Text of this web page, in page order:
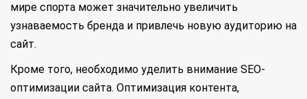
мире спорта может значительно увеличить
узнаваемость бренда и привлечь новую аудиторию на
сайт.
Кроме того, необходимо уделить внимание SEO-
оптимизации сайта. Оптимизация контента,